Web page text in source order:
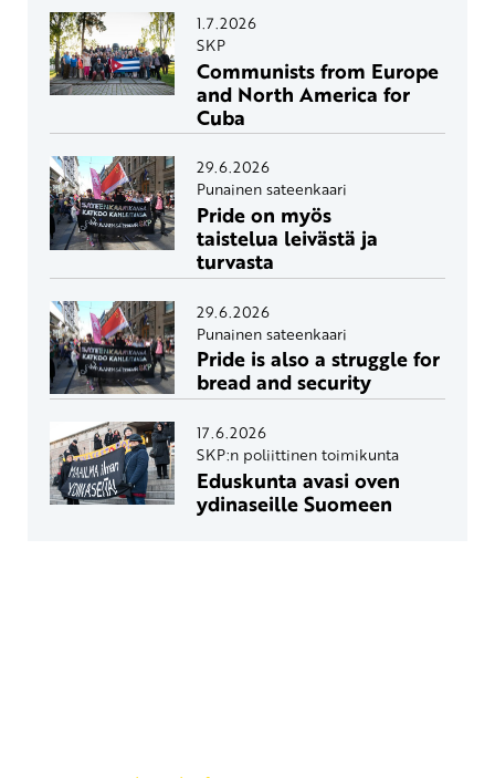
1.7.2026
SKP
Communists from Europe
and North America for
Cuba
29.6.2026
Punainen sateenkaari
Pride on myös
taistelua leivästä ja
turvasta
29.6.2026
Punainen sateenkaari
Pride is also a struggle for
bread and security
17.6.2026
SKP:n poliittinen toimikunta
Eduskunta avasi oven
ydinaseille Suomeen